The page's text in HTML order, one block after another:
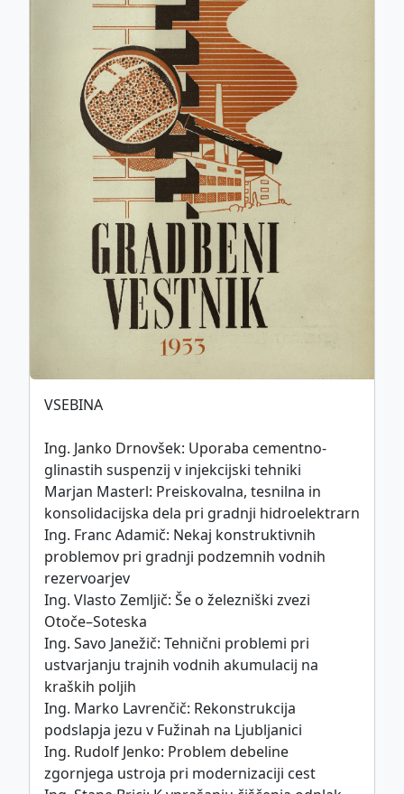
ISSN: 0017-2774
e-ISSN: 2536-4332
COBISS.SI-ID: 859140
UDK: 05:625
CC BY-SA 4.0
international license.
Politika piškotkov
VSEBINA
Ing. Janko Drnovšek: Uporaba cementno-
glinastih suspenzij v injekcijski tehniki
Marjan Masterl: Preiskovalna, tesnilna in
konsolidacijska dela pri gradnji hidroelektrarn
Ing. Franc Adamič: Nekaj konstruktivnih
problemov pri gradnji podzemnih vodnih
rezervoarjev
Ing. Vlasto Zemljič: Še o železniški zvezi
Otoče–Soteska
Ing. Savo Janežič: Tehnični problemi pri
ustvarjanju trajnih vodnih akumulacij na
kraških poljih
Ing. Marko Lavrenčič: Rekonstrukcija
podslapja jezu v Fužinah na Ljubljanici
Ing. Rudolf Jenko: Problem debeline
zgornjega ustroja pri modernizaciji cest